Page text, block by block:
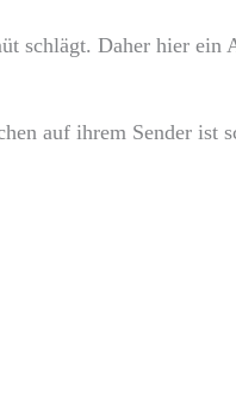
Daher hier ein
auf ihrem Sender ist